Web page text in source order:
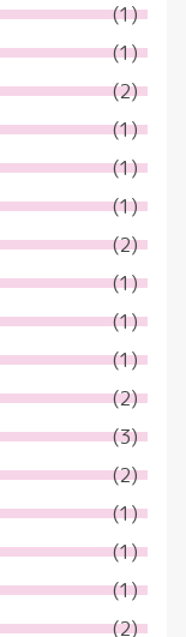
(1)
(1)
(2)
(1)
(1)
(1)
(2)
(1)
(1)
(1)
(2)
(3)
(2)
(1)
(1)
(1)
(2)